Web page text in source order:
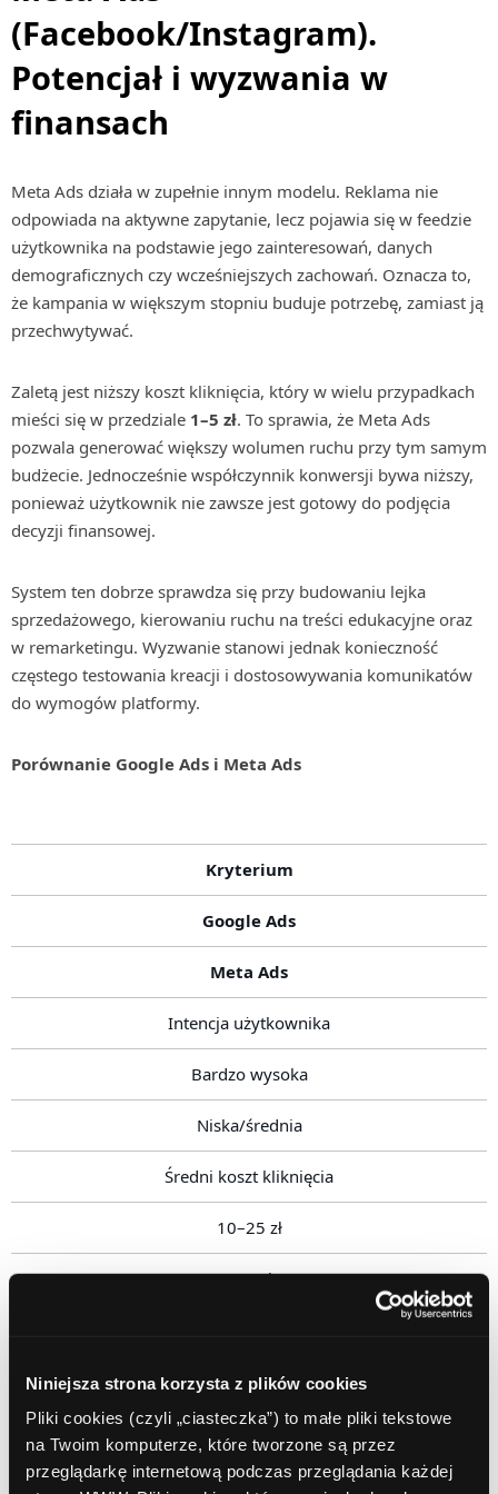
Niniejsza strona korzysta z plików cookies
Pliki cookies (czyli „ciasteczka”) to małe pliki tekstowe
na Twoim komputerze, które tworzone są przez
przeglądarkę internetową podczas przeglądania każdej
(Facebook/Instagram).
Potencjał i wyzwania w
finansach
Meta Ads działa w zupełnie innym modelu. Reklama nie
odpowiada na aktywne zapytanie, lecz pojawia się w feedzie
użytkownika na podstawie jego zainteresowań, danych
demograficznych czy wcześniejszych zachowań. Oznacza to,
że kampania w większym stopniu buduje potrzebę, zamiast ją
przechwytywać.
Zaletą jest niższy koszt kliknięcia, który w wielu przypadkach
mieści się w przedziale 1–5 zł. To sprawia, że Meta Ads
pozwala generować większy wolumen ruchu przy tym samym
budżecie. Jednocześnie współczynnik konwersji bywa niższy,
ponieważ użytkownik nie zawsze jest gotowy do podjęcia
decyzji finansowej.
System ten dobrze sprawdza się przy budowaniu lejka
sprzedażowego, kierowaniu ruchu na treści edukacyjne oraz
w remarketingu. Wyzwanie stanowi jednak konieczność
częstego testowania kreacji i dostosowywania komunikatów
do wymogów platformy.
Porównanie Google Ads i Meta Ads
Kryterium
Google Ads
Meta Ads
Intencja użytkownika
Bardzo wysoka
Niska/średnia
Średni koszt kliknięcia
10–25 zł
1–5 zł
Zwykle wyższy
Zwykle niższy
Skalowalność